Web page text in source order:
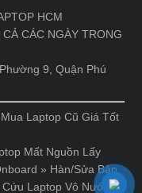
HCM
CÁC NGÀY TRONG
9, Quận Phú
Mua Laptop Cũ Giá Tốt
Mất Nguồn Lấy
» Hàn/Sửa Bản
Cứu Laptop Vô Nước